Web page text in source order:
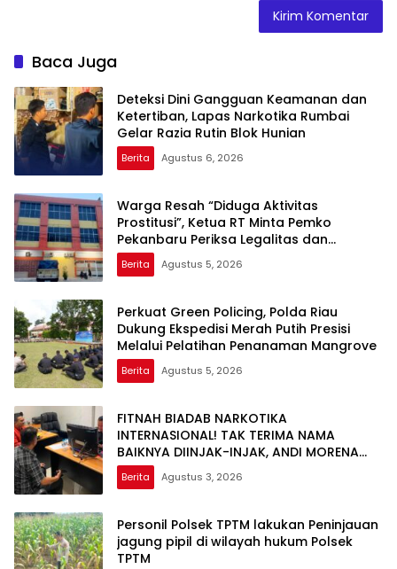
Baca Juga
Deteksi Dini Gangguan Keamanan dan
Ketertiban, Lapas Narkotika Rumbai
Gelar Razia Rutin Blok Hunian
Berita Agustus 6, 2026
Warga Resah “Diduga Aktivitas
Prostitusi”, Ketua RT Minta Pemko
Pekanbaru Periksa Legalitas dan
Aktivitas Z Homestay di Jalan Tanjung
Datuk
Berita Agustus 5, 2026
Perkuat Green Policing, Polda Riau
Dukung Ekspedisi Merah Putih Presisi
Melalui Pelatihan Penanaman Mangrove
Berita Agustus 5, 2026
FITNAH BIADAB NARKOTIKA
INTERNASIONAL! TAK TERIMA NAMA
BAIKNYA DIINJAK-INJAK, ANDI MORENA
DECLARE WAR: SIAP Bantai DAN SERET
AKUN PEMBUNUH KARAKTER KE PENJARA
Berita Agustus 3, 2026
Personil Polsek TPTM lakukan Peninjauan
jagung pipil di wilayah hukum Polsek
TPTM